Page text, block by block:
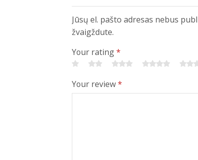
Jūsų el. pašto adresas nebus
žvaigždute.
Your rating*
Your review*